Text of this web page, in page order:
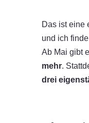
Das ist eine
und ich
Ab Mai gibt
mehr.
drei